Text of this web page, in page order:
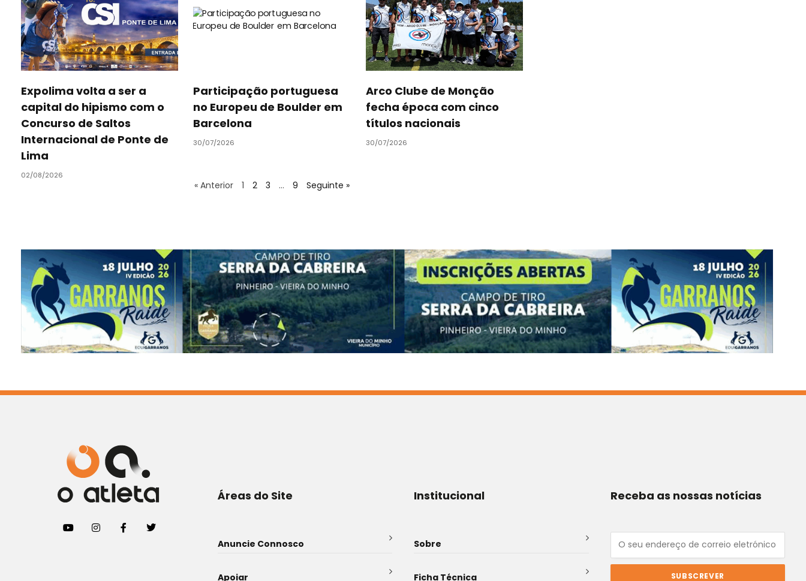
Expolima volta a ser a
capital do hipismo com o
Concurso de Saltos
Internacional de Ponte de
Lima
02/08/2026
Participação portuguesa
no Europeu de Boulder em
Barcelona
30/07/2026
Arco Clube de Monção
fecha época com cinco
títulos nacionais
30/07/2026
« Anterior 1 2 3 … 9 Seguinte »
Áreas do Site
Anuncie Connosco
Apoiar
Institucional
Sobre
Ficha Técnica
Receba as nossas notícias